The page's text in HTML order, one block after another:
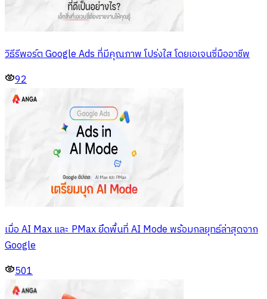
วิธีรีพอร์ต Google Ads ที่มีคุณภาพ โปร่งใส โดยเอเจนซี่มืออาชีพ
92
เมื่อ AI Max และ PMax ยึดพื้นที่ AI Mode พร้อมกลยุทธ์ล่าสุดจาก
Google
501